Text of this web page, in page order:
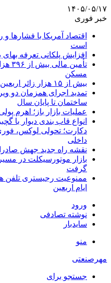
۱۴۰۵/۰۵/۱۷
خبر فوری
اقتصاد آمریکا با
است
افزایش پلکانی تعرفه
مسکن
بیش از ۱۵ هزار زائر اربعین به البرز بازگشتند
ساختمان تا پایان سال
عملیات بازار باز؛ اهرم
انواع قاب بندی دیوار با
دکارت؛ تحولی لوکس،
داخلی
نقشه راه جدید جهش
بازار موتورسیکلت در
گرفت
ممنوعیت رجیستری تلفن
ایام اربعین
ورود
نوشته تصادفی
سایدبار
منو
مهرصنعتی
جستجو برای